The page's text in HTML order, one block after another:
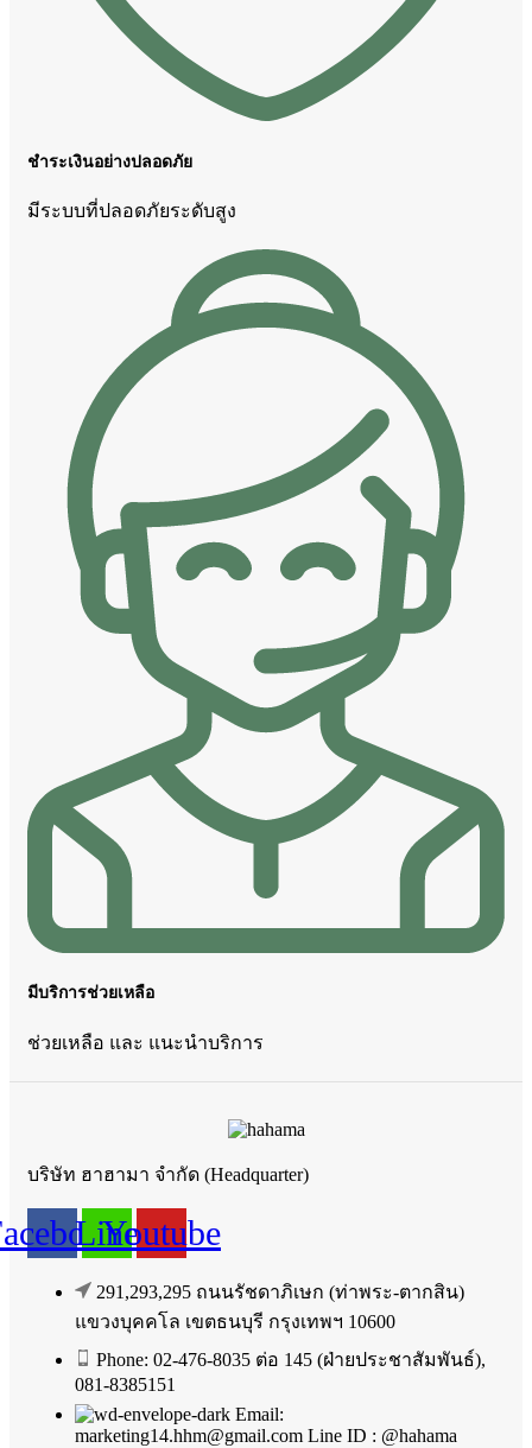
ชำระเงินอย่างปลอดภัย
มีระบบที่ปลอดภัยระดับสูง
มีบริการช่วยเหลือ
ช่วยเหลือ และ แนะนำบริการ
บริษัท ฮาฮามา จำกัด (Headquarter)
Line
Youtube
291,293,295 ถนนรัชดาภิเษก (ท่าพระ-ตากสิน)
แขวงบุคคโล เขตธนบุรี กรุงเทพฯ 10600
Phone: 02-476-8035 ต่อ 145 (ฝ่ายประชาสัมพันธ์),
081-8385151
Email:
marketing14.hhm@gmail.com Line ID : @hahama